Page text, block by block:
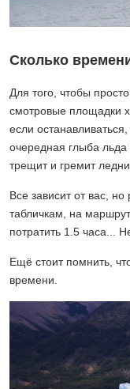
Сколько
Для того, чтобы
смотровые площадки
если
очередная глыба льда
трещит и гремит
Все зависит от вас,
табличкам, на
потратить 1.5 часа...
Ещё стоит помнить,
времени.